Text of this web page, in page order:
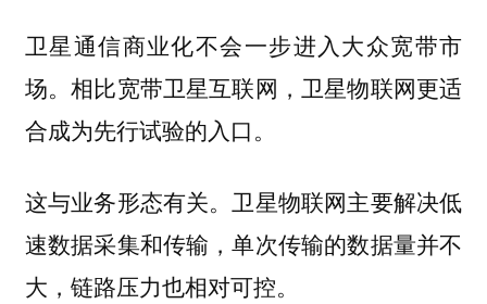
卫星通信商业化不会一步进入大众宽带市
场。相比宽带卫星互联网，卫星物联网更适
合成为先行试验的入口。
这与业务形态有关。卫星物联网主要解决低
速数据采集和传输，单次传输的数据量并不
大，链路压力也相对可控。